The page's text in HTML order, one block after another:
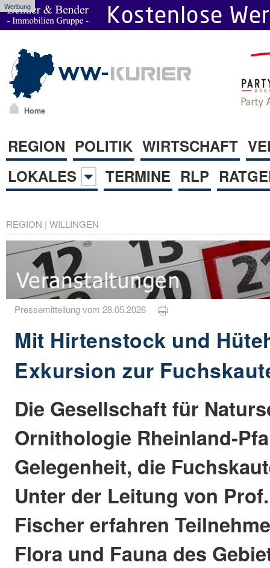
Werbung
Home
REGION POLITIK WIRTSCHAFT
LOKALES
TERMINE RLP
REGION | WILLINGEN
Pressemitteilung vom 28.05.2026
Mit Hirtenstock und
Exkursion zur
Die Gesellschaft für
Ornithologie Rheinland-
Gelegenheit, die
Unter der Leitung von
Fischer erfahren
Flora und Fauna des